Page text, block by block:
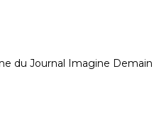
du Journal Imagine